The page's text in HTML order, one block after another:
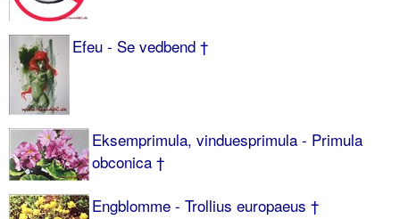
Efeu - Se vedbend †
Eksemprimula, vinduesprimula - Primula
obconica †
Engblomme - Trollius europaeus †